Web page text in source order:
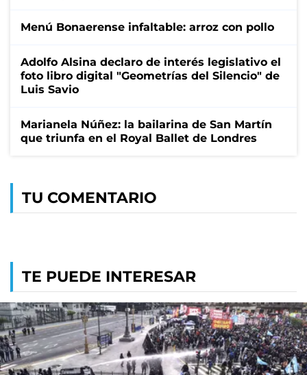
Menú Bonaerense infaltable: arroz con pollo
Adolfo Alsina declaro de interés legislativo el
foto libro digital "Geometrías del Silencio" de
Luis Savio
Marianela Núñez: la bailarina de San Martín
que triunfa en el Royal Ballet de Londres
TU COMENTARIO
TE PUEDE INTERESAR